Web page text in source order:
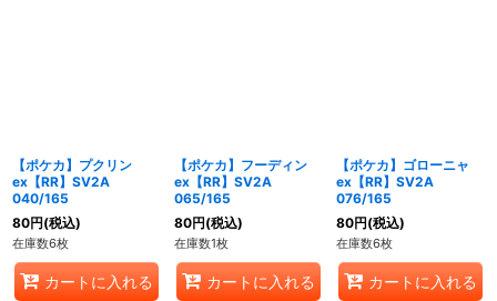
【ポケカ】プクリン
ex【RR】SV2A
040/165
80円(税込)
在庫数6枚
カートに入れる
【ポケカ】フーディン
ex【RR】SV2A
065/165
80円(税込)
在庫数1枚
カートに入れる
【ポケカ】ゴローニャ
ex【RR】SV2A
076/165
80円(税込)
在庫数6枚
カートに入れる